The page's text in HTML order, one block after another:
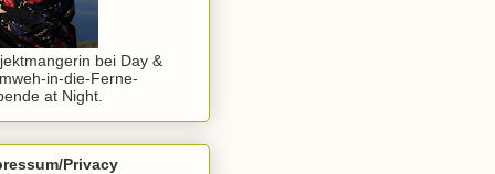
bei Day &
in-die-Ferne-
at Night.
Privacy